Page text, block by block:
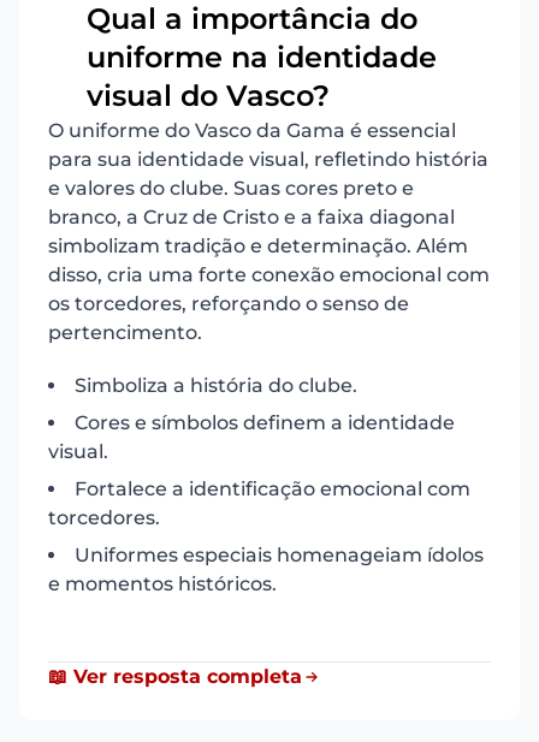
Qual a importância do
uniforme na identidade
visual do Vasco?
O uniforme do Vasco da Gama é essencial
para sua identidade visual, refletindo história
e valores do clube. Suas cores preto e
branco, a Cruz de Cristo e a faixa diagonal
simbolizam tradição e determinação. Além
disso, cria uma forte conexão emocional com
os torcedores, reforçando o senso de
pertencimento.
Simboliza a história do clube.
Cores e símbolos definem a identidade
visual.
Fortalece a identificação emocional com
torcedores.
Uniformes especiais homenageiam ídolos
e momentos históricos.
📖 Ver resposta completa